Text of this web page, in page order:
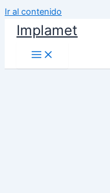
Ir al contenido
Implamet